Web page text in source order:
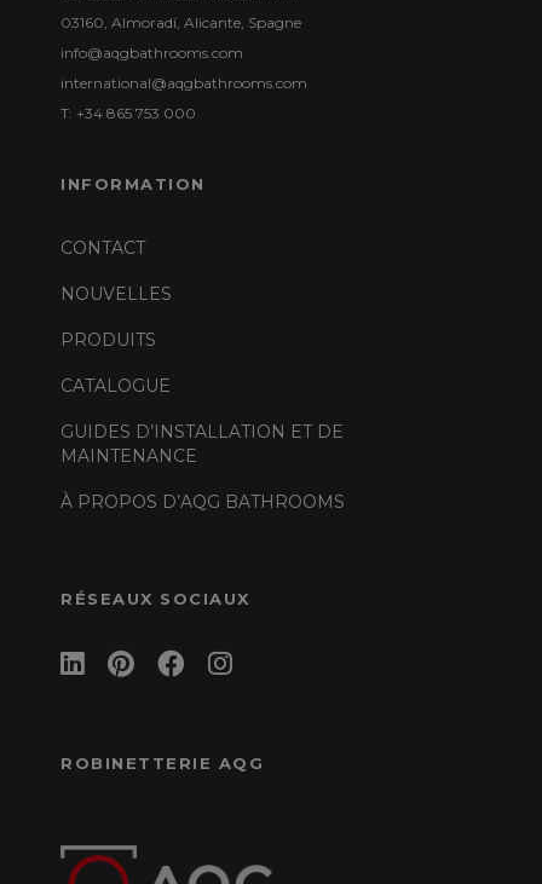
03160, Almoradí, Alicante, Spagne
info@aqgbathrooms.com
international@aqgbathrooms.com
T: +34 865 753 000
INFORMATION
CONTACT
NOUVELLES
PRODUITS
CATALOGUE
GUIDES D’INSTALLATION ET DE
MAINTENANCE
À PROPOS D’AQG BATHROOMS
RÉSEAUX SOCIAUX
ROBINETTERIE AQG